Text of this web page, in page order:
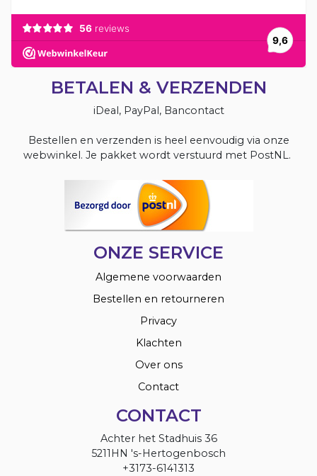
BETALEN & VERZENDEN
iDeal, PayPal, Bancontact
Bestellen en verzenden is heel eenvoudig via onze
webwinkel. Je pakket wordt verstuurd met PostNL.
ONZE SERVICE
Algemene voorwaarden
Bestellen en retourneren
Privacy
Klachten
Over ons
Contact
CONTACT
Achter het Stadhuis 36
5211HN 's-Hertogenbosch
+3173-6141313